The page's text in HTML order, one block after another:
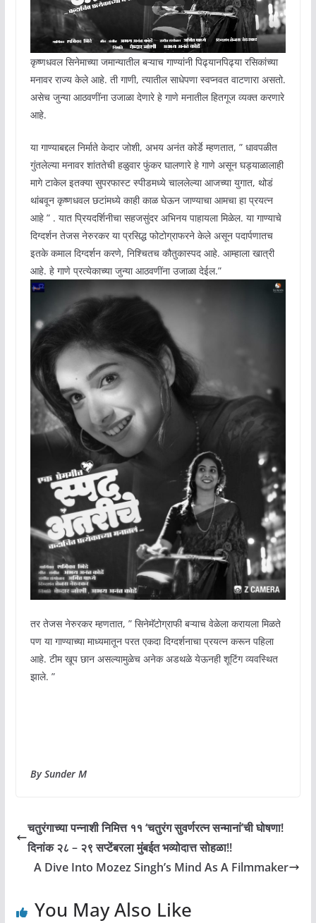
कृष्णधवल सिनेमाच्या जमान्यातील बऱ्याच गाण्यांनी पिढ्यानपिढ्या रसिकांच्या
मनावर राज्य केले आहे. ती गाणी, त्यातील साधेपणा स्वप्नवत वाटणारा असतो.
असेच जुन्या आठवणींना उजाळा देणारे हे गाणे मनातील हितगूज व्यक्त करणारे
आहे.
या गाण्याबद्दल निर्माते केदार जोशी, अभय अनंत कोर्डे म्हणतात, ” धावपळीत
गुंतलेल्या मनावर शांततेची हळुवार फुंकर घालणारे हे गाणे असून घड्याळालाही
मागे टाकेल इतक्या सुपरफास्ट स्पीडमध्ये चाललेल्या आजच्या युगात, थोडं
थांबवून कृष्णधवल छटांमध्ये काही काळ घेऊन जाण्याचा आमचा हा प्रयत्न
आहे ” . यात प्रियदर्शिनीचा सहजसुंदर अभिनय पाहायला मिळेल. या गाण्याचे
दिग्दर्शन तेजस नेरुरकर या प्रसिद्ध फोटोग्राफरने केले असून पदार्पणातच
इतके कमाल दिग्दर्शन करणे, निश्चितच कौतुकास्पद आहे. आम्हाला खात्री
आहे. हे गाणे प्रत्येकाच्या जुन्या आठवणींना उजाळा देईल.”
तर तेजस नेरुरकर म्हणतात, ” सिनेमॅटोग्राफी बऱ्याच वेळेला करायला मिळते
पण या गाण्याच्या माध्यमातून परत एकदा दिग्दर्शनाचा प्रयत्न करून पहिला
आहे. टीम खूप छान असल्यामुळेच अनेक अडथळे येऊनही शूटिंग व्यवस्थित
झाले. ”
By Sunder M
चतुरंगाच्या पन्नाशी निमित्त ११ ‘चतुरंग सुवर्णरत्न सन्मानां’ची घोषणा!
दिनांक २८ – २९ सप्टेंबरला मुंबईत भव्योदात्त सोहळा!!
A Dive Into Mozez Singh’s Mind As A Filmmaker
You May Also Like